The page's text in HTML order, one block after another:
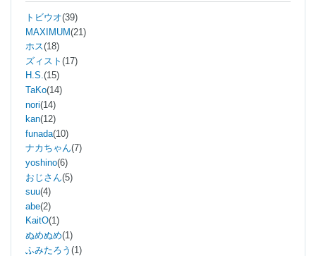
トビウオ(39)
MAXIMUM(21)
ホス(18)
ズィスト (17)
H.S.(15)
TaKo(14)
nori(14)
kan(12)
funada(10)
ナカちゃん(7)
yoshino(6)
おじさん(5)
suu(4)
abe(2)
KaitO(1)
ぬめぬめ(1)
ふみたろう (1)